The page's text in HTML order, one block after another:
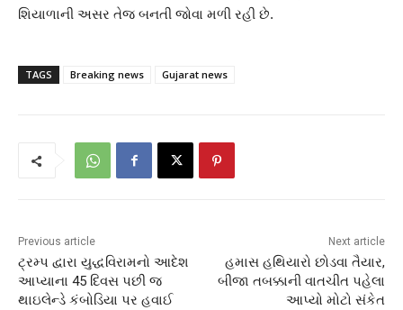
શિયાળાની અસર તેજ બનતી જોવા મળી રહી છે.
TAGS Breaking news Gujarat news
Previous article
ટ્રમ્પ દ્વારા યુદ્ધવિરામનો આદેશ
આપ્યાના 45 દિવસ પછી જ
થાઇલેન્ડે કંબોડિયા પર હવાઈ
Next article
હમાસ હથિયારો છોડવા તૈયાર,
બીજા તબક્કાની વાતચીત પહેલા
આપ્યો મોટો સંકેત